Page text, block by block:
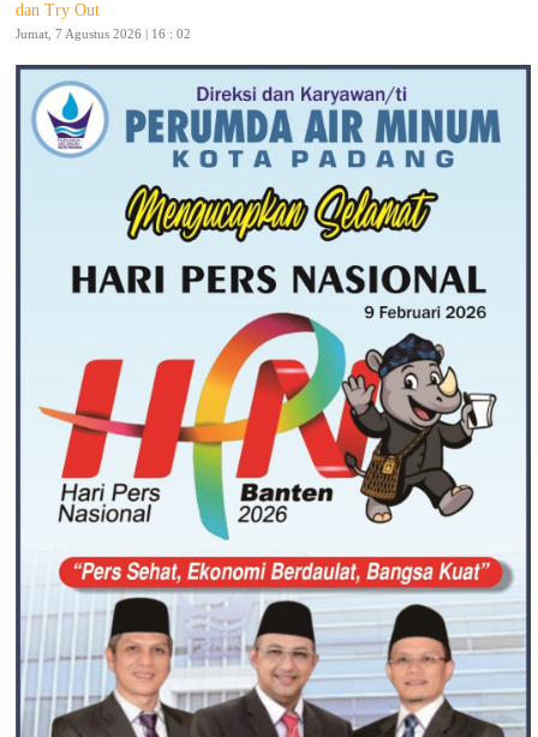
dan Try Out
Jumat, 7 Agustus 2026 | 16 : 02